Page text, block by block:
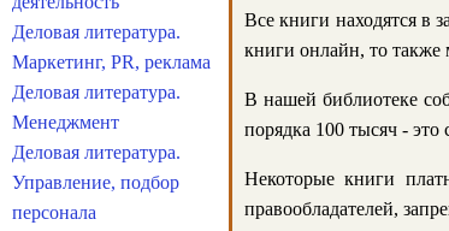
Все книги находятся в
книги онлайн, то также
В нашей библиотеке
порядка 100 тысяч -
Некоторые книги
правообладателей,
Деловая литература.
Маркетинг, PR, реклама
Деловая литература.
Менеджмент
Деловая литература.
Управление, подбор
персонала